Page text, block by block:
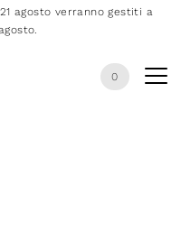
agosto verranno gestiti a
0